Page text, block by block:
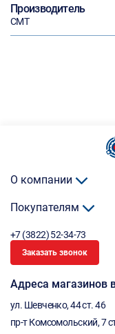
Производитель
СМТ
О компании
Покупателям
+7 (3822) 52-34-73
Заказать звонок
Адреса магазинов
ул. Шевченко, 44 ст. 46
пр-т Комсомольский, 7